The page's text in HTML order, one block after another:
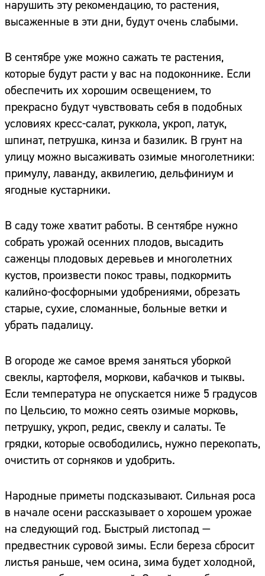
нарушить эту рекомендацию, то растения,
высаженные в эти дни, будут очень слабыми.
В сентябре уже можно сажать те растения,
которые будут расти у вас на подоконнике. Если
обеспечить их хорошим освещением, то
прекрасно будут чувствовать себя в подобных
условиях кресс-салат, руккола, укроп, латук,
шпинат, петрушка, кинза и базилик. В грунт на
улицу можно высаживать озимые многолетники:
примулу, лаванду, аквилегию, дельфиниум и
ягодные кустарники.
В саду тоже хватит работы. В сентябре нужно
собрать урожай осенних плодов, высадить
саженцы плодовых деревьев и многолетних
кустов, произвести покос травы, подкормить
калийно-фосфорными удобрениями, обрезать
старые, сухие, сломанные, больные ветки и
убрать падалицу.
В огороде же самое время заняться уборкой
свеклы, картофеля, моркови, кабачков и тыквы.
Если температура не опускается ниже 5 градусов
по Цельсию, то можно сеять озимые морковь,
петрушку, укроп, редис, свеклу и салаты. Те
грядки, которые освободились, нужно перекопать,
очистить от сорняков и удобрить.
Народные приметы подсказывают. Сильная роса
в начале осени рассказывает о хорошем урожае
на следующий год. Быстрый листопад —
предвестник суровой зимы. Если береза сбросит
листья раньше, чем осина, зима будет холодной,